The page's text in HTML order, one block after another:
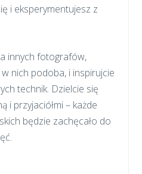
i eksperymentujesz z
innych fotografów,
nich podoba, i inspirujcie
technik. Dzielcie się
i przyjaciółmi – każde
będzie zachęcało do